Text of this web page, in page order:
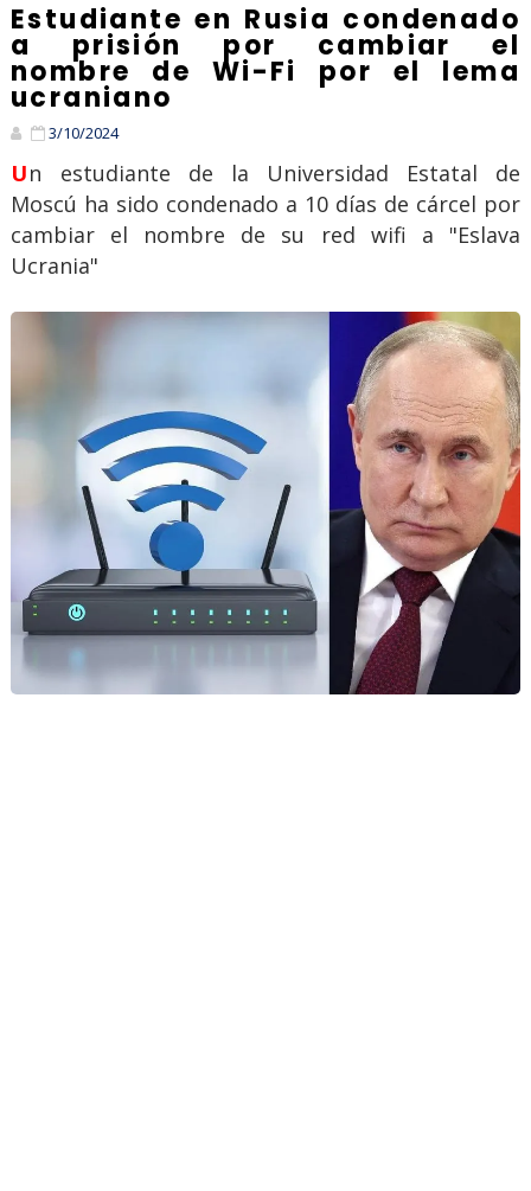
Estudiante en Rusia condenado
a prisión por cambiar el
nombre de Wi-Fi por el lema
ucraniano
3/10/2024
Un estudiante de la Universidad Estatal de
Moscú ha sido condenado a 10 días de cárcel por
cambiar el nombre de su red wifi a "Eslava
Ucrania"